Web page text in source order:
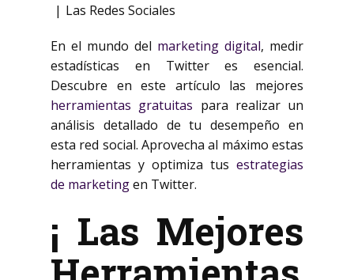
Las Redes Sociales
En el mundo del marketing digital, medir
estadísticas en Twitter es esencial.
Descubre en este artículo las mejores
herramientas gratuitas para realizar un
análisis detallado de tu desempeño en
esta red social. Aprovecha al máximo estas
herramientas y optimiza tus estrategias
de marketingen Twitter.
¡ Las Mejores